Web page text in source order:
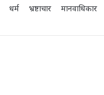
धर्म भ्रष्टाचार मानवाधिकार